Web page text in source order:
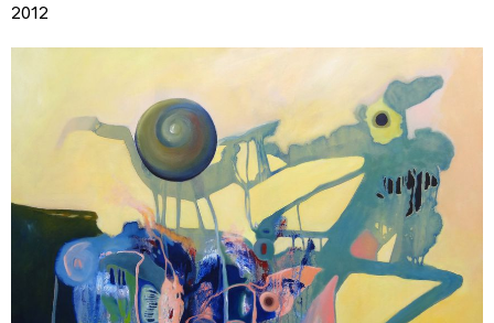
2012